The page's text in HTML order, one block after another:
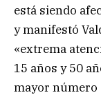
está siendo
y manifestó
«extrema
15 años y 50
mayor número